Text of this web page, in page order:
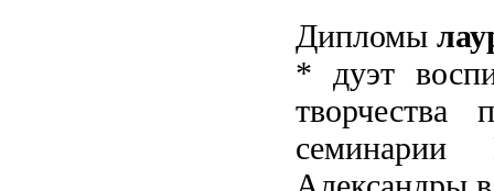
Дипломы
* дуэт
творчества
семинарии